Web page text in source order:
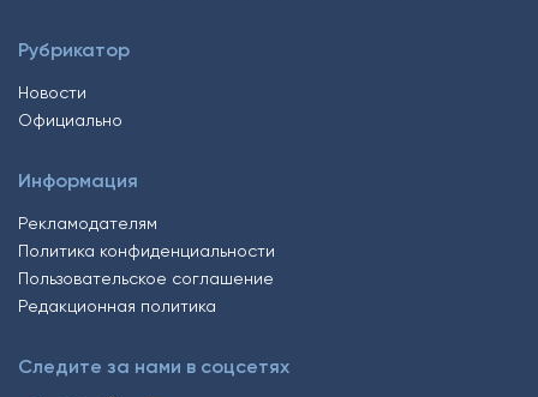
Рубрикатор
Новости
Официально
Информация
Рекламодателям
Политика конфиденциальности
Пользовательское соглашение
Редакционная политика
Следите за нами в соцсетях